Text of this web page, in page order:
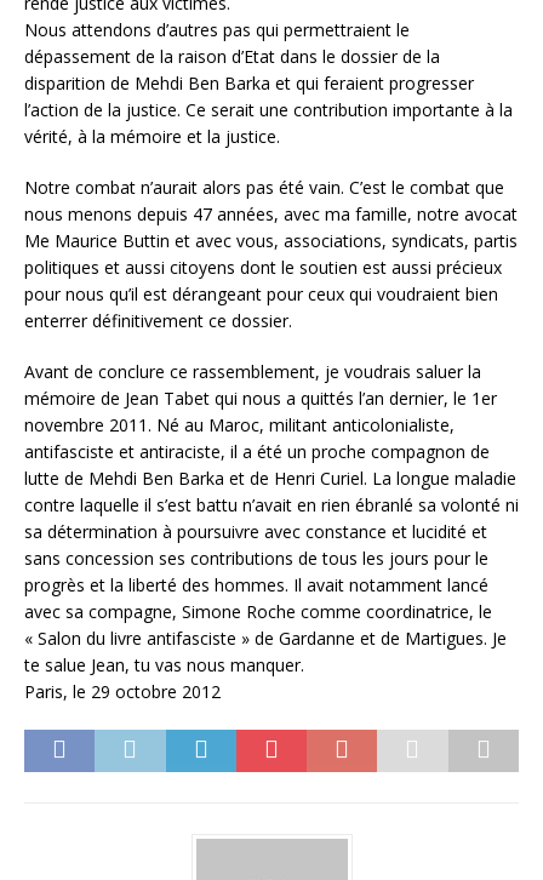
Nous attendons d’autres pas qui permettraient le
dépassement de la raison d’Etat dans le dossier de la
disparition de Mehdi Ben Barka et qui feraient progresser
l’action de la justice. Ce serait une contribution importante à la
vérité, à la mémoire et la justice.
Notre combat n’aurait alors pas été vain. C’est le combat que
nous menons depuis 47 années, avec ma famille, notre avocat
Me Maurice Buttin et avec vous, associations, syndicats, partis
politiques et aussi citoyens dont le soutien est aussi précieux
pour nous qu’il est dérangeant pour ceux qui voudraient bien
enterrer définitivement ce dossier.
Avant de conclure ce rassemblement, je voudrais saluer la
mémoire de Jean Tabet qui nous a quittés l’an dernier, le 1er
novembre 2011. Né au Maroc, militant anticolonialiste,
antifasciste et antiraciste, il a été un proche compagnon de
lutte de Mehdi Ben Barka et de Henri Curiel. La longue maladie
contre laquelle il s’est battu n’avait en rien ébranlé sa volonté ni
sa détermination à poursuivre avec constance et lucidité et
sans concession ses contributions de tous les jours pour le
progrès et la liberté des hommes. Il avait notamment lancé
avec sa compagne, Simone Roche comme coordinatrice, le
« Salon du livre antifasciste » de Gardanne et de Martigues. Je
te salue Jean, tu vas nous manquer.
Paris, le 29 octobre 2012